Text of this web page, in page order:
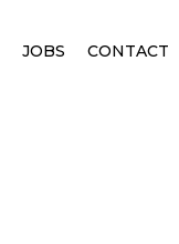
JOBS CONTACT